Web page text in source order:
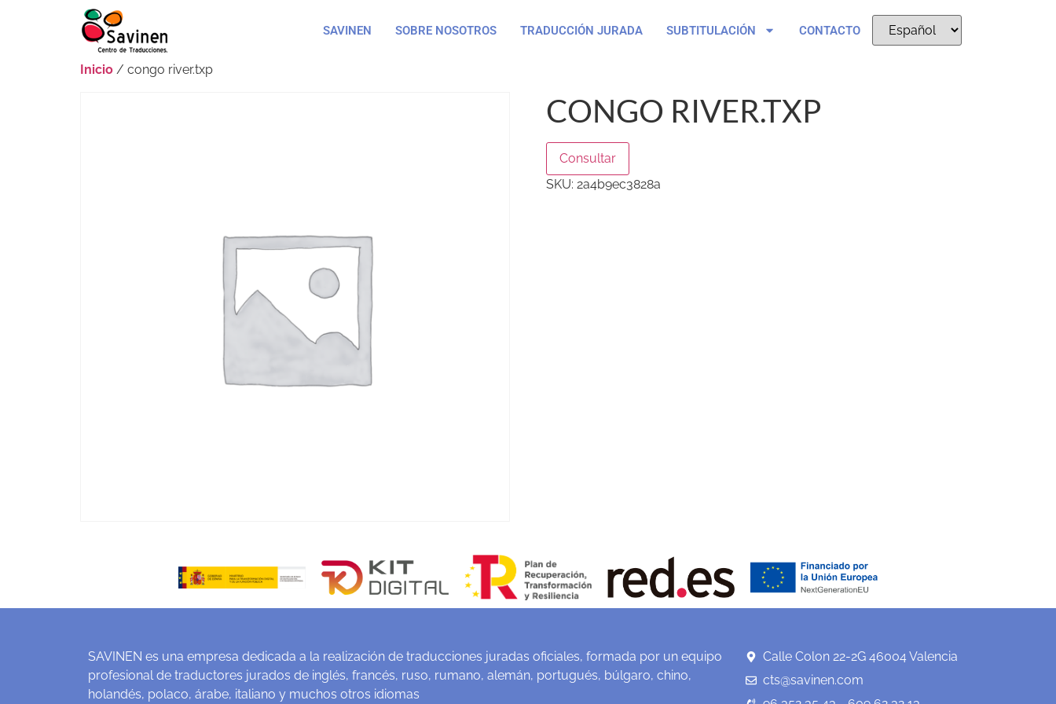
SAVINEN SOBRE NOSOTROS TRADUCCIÓN JURADA SUBTITULACIÓN CONTACTO
Inicio / congo river.txp
CONGO RIVER.TXP
Consultar
SKU: 2a4b9ec3828a
SAVINEN es una empresa dedicada a la realización de traducciones juradas oficiales, formada por un equipo
profesional de traductores jurados de inglés, francés, ruso, rumano, alemán, portugués, búlgaro, chino,
holandés, polaco, árabe, italiano y muchos otros idiomas
Calle Colon 22-2G 46004 Valencia
cts@savinen.com